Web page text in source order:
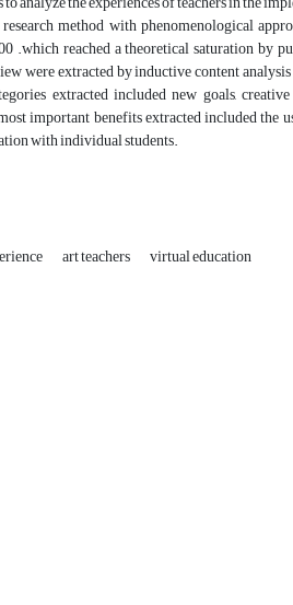
method with phenomenological
.which reached a theoretical saturation by
were extracted by inductive content
extracted included new goals,
important benefits extracted included the
with individual students.
art teachers virtual education